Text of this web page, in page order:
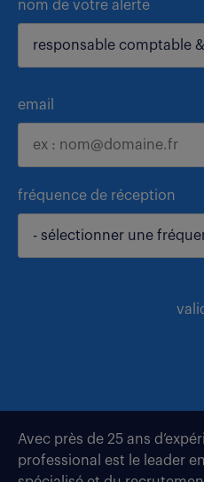
nom de votre alerte
email
fréquence de réception
- sélectionner une
Avec près de 25 ans
professional est le leader